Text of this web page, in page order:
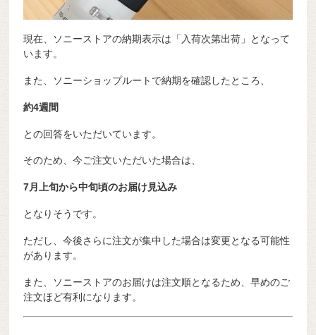
現在、ソニーストアの納期表示は「入荷次第出荷」となって
います。
また、ソニーショップルートで納期を確認したところ、
約4週間
との回答をいただいています。
そのため、今ご注文いただいた場合は、
7月上旬から中旬頃のお届け見込み
となりそうです。
ただし、今後さらに注文が集中した場合は変更となる可能性
があります。
また、ソニーストアのお届けは注文順となるため、早めのご
注文ほど有利になります。